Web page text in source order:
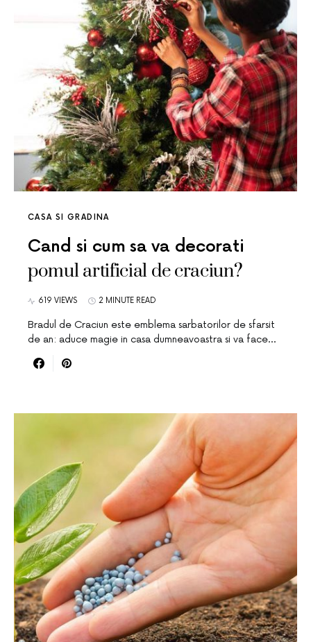
CASA SI GRADINA
Cand si cum sa va decorati
pomul artificial de craciun?
619 VIEWS 2 MINUTE READ
Bradul de Craciun este emblema sarbatorilor de sfarsit
de an: aduce magie in casa dumneavoastra si va face…